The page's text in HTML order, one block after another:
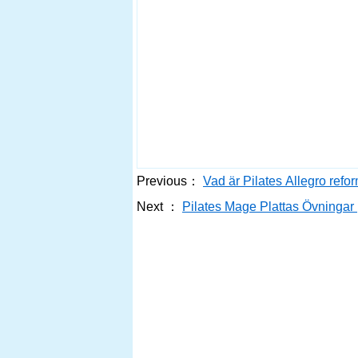
Previous：
Vad är Pilates Allegro
Next ：
Pilates Mage Plattas Övningar